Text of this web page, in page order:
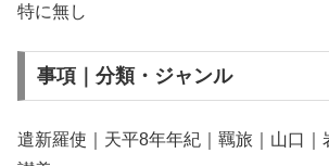
特に無し
事項｜分類・ジャンル
遣新羅使｜天平8年年紀｜羈旅｜山口｜